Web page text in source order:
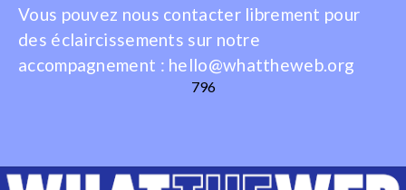
Vous pouvez nous contacter librement pour
des éclaircissements sur notre
accompagnement : hello@whattheweb.org
796